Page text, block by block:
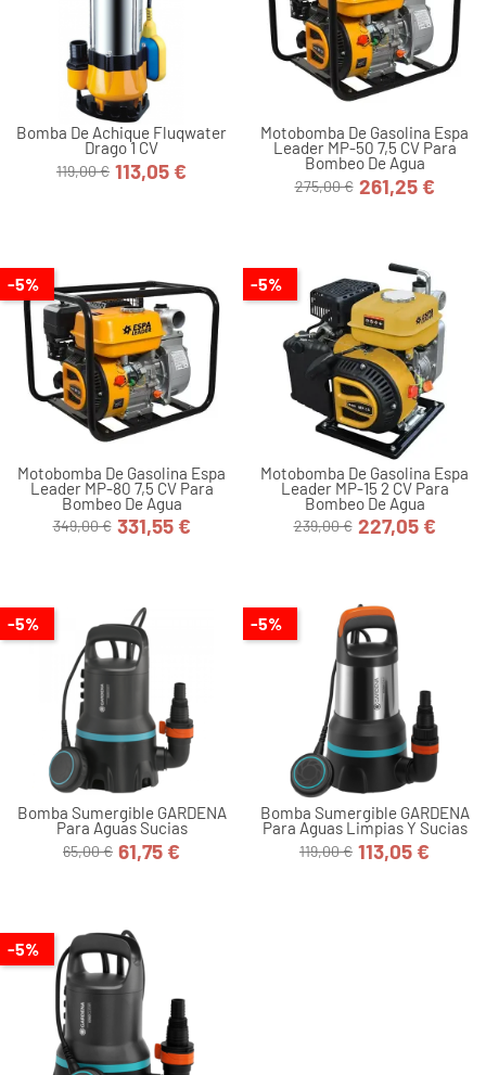
Bomba De Achique Fluqwater
Drago 1 CV
Precio
119,00 € Precio
113,05 €
Motobomba De Gasolina Espa
Leader MP-50 7,5 CV Para
Bombeo De Agua
Precio
275,00 € Precio
261,25 €
Motobomba De Gasolina Espa
Leader MP-80 7,5 CV Para
Bombeo De Agua
Precio
349,00 € Precio
331,55 €
-5%
Motobomba De Gasolina Espa
Leader MP-15 2 CV Para
Bombeo De Agua
Precio
239,00 € Precio
227,05 €
-5%
Bomba Sumergible GARDENA
Para Aguas Sucias
Precio
65,00 € Precio
61,75 €
-5%
Bomba Sumergible GARDENA
Para Aguas Limpias Y Sucias
Precio
119,00 € Precio
113,05 €
-5%
-5%